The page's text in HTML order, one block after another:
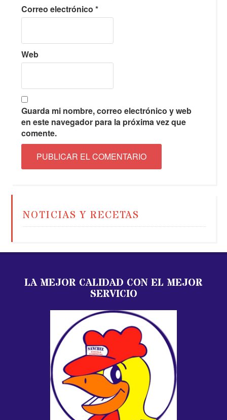
Correo electrónico*
Web
Guarda mi nombre, correo electrónico y web
en este navegador para la próxima vez que
comente.
NOTICIAS Y RECETAS
LA MEJOR CALIDAD CON EL MEJOR
SERVICIO